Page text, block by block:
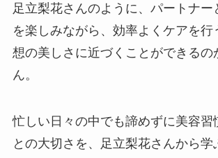
足立梨花さんのように、パートナー
を楽しみながら、効率よくケアを行
想の美しさに近づくことができるの
ん。
忙しい日々の中でも諦めずに美容習
との大切さを、足立梨花さんから学